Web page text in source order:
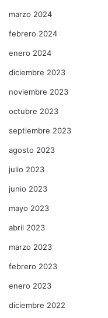
marzo 2024
febrero 2024
enero 2024
diciembre 2023
noviembre 2023
octubre 2023
septiembre 2023
agosto 2023
julio 2023
junio 2023
mayo 2023
abril 2023
marzo 2023
febrero 2023
enero 2023
diciembre 2022